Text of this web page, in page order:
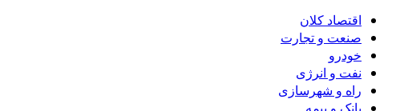
اقتصاد کلان
صنعت و تجارت
خودرو
نفت و انرژی
راه و شهرسازی